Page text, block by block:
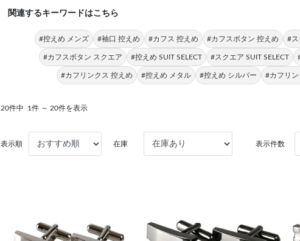
関連するキーワードはこちら
#控えめ メンズ #袖口 控えめ #カフス 控えめ #カフスボタン 控えめ #ス
#カフスボタン スクエア #控えめ SUIT SELECT #スクエア SUIT SELECT
#カフリンクス 控えめ #控えめ メタル #控えめ シルバー #カフリ
20件中 1件 ～ 20件を表示
表示順 在庫 表示件数